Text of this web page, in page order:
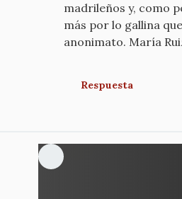
madrileños y, como
más por lo gallina
anonimato. María
Respuesta